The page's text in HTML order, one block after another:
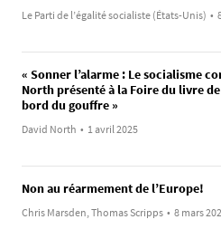
Le Parti de l’égalité socialiste (États-Unis) •
« Sonner l’alarme : Le socialisme
North présenté à la Foire du livre de
bord du gouffre »
David North • 1 avril 2025
Non au réarmement de l’Europe!
Chris Marsden, Thomas Scripps • 8 mars